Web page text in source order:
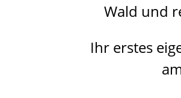
Wald und
Ihr erstes